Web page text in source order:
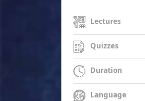
Lectures
Quizzes
Duration
Language